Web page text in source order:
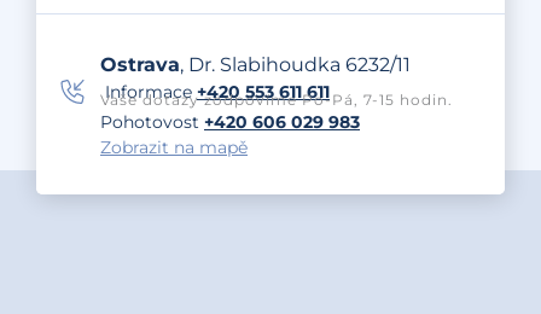
Ostrava, Dr. Slabihoudka 6232/11
Informace +420 553 611 611
Vaše dotazy zodpovíme Po-Pá, 7-15 hodin.
Pohotovost +420 606 029 983
Zobrazit na mapě